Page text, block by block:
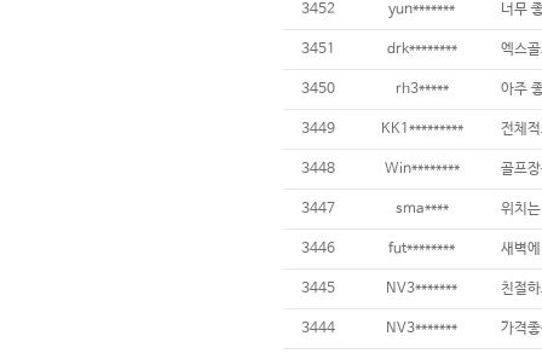
3452 yun*******
3451 drk********
3450 rh3*****
3449 KK1********* 전체
3448 Win******** 골프
3447 sma****
3446 fut********
3445 NV3******* 친절
3444 NV3*******